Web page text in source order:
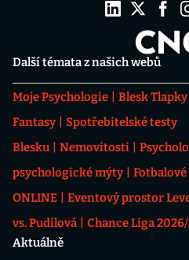
Další témata z našich webů
Moje Psychologie Blesk Tlapky
Fantasy
Spotřebitelské testy
Blesku
Nemovitosti
psychologické mýty
ONLINE
Eventový prostor
vs. Pudilová
Chance Liga
Aktuálně